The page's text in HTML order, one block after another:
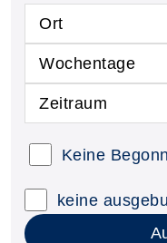
Ort
Wochentage
Zeitraum
Keine
keine